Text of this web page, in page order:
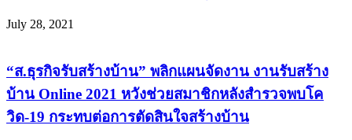
July 28, 2021
“ส.ธุรกิจรับสร้างบ้าน” พลิกแผนจัดงาน งานรับสร้าง
บ้าน Online 2021 หวังช่วยสมาชิกหลังสำรวจพบโค
วิด-19 กระทบต่อการตัดสินใจสร้างบ้าน